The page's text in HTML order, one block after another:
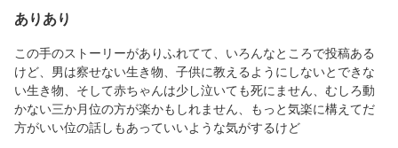
ありあり
この手のストーリーがありふれてて、いろんなところで投稿ある
けど、男は察せない生き物、子供に教えるようにしないとできな
い生き物、そして赤ちゃんは少し泣いても死にません、むしろ動
かない三か月位の方が楽かもしれません、もっと気楽に構えてだ
方がいい位の話しもあっていいような気がするけど